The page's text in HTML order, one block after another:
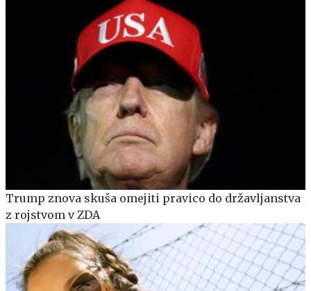
Trump znova skuša omejiti pravico do državljanstva
z rojstvom v ZDA